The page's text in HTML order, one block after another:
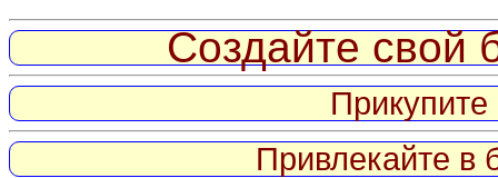
Создайте свой
Привлекайте в